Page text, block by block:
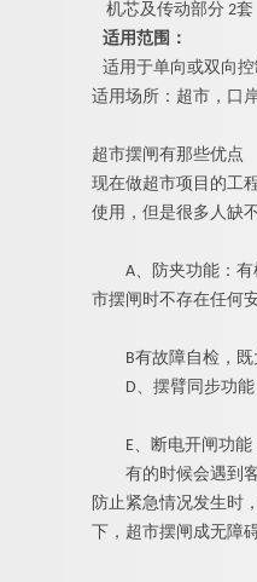
机芯及传动部分 2套
适用范围：
适用于单向或双向控
适用场所：超市，口
超市摆闸有那些优点
现在做超市项目的工
使用，但是很多人缺
A、防夹功能：
市摆闸时不存在任何
B有故障自检，
D、摆臂同步功
E、断电开闸功
有的时候会遇到
防止紧急情况发生时
下，超市摆闸成无障